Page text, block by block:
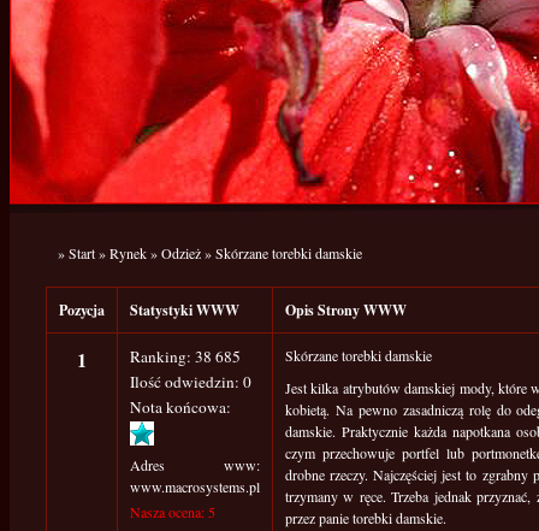
»Start»Rynek»Odzież»Skórzane torebki damskie
Pozycja Statystyki WWW Opis Strony WWW
1
Ranking: 38 685
Ilość odwiedzin: 0
Nota końcowa:
Adres www:
www.macrosystems.pl
Nasza ocena: 5
Skórzane torebki damskie
Jest kilka atrybutów damskiej mody, które
kobietą. Na pewno zasadniczą rolę do
damskie. Praktycznie każda napotkana
czym przechowuje portfel lub
drobne rzeczy. Najczęściej jest to zgrabny
trzymany w ręce. Trzeba jednak
przez panie torebki damskie.